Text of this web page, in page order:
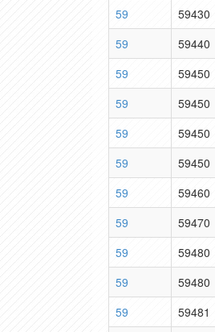
59
59430
59
59440
59
59450
59
59450
59
59450
59
59450
59
59460
59
59470
59
59480
59
59480
59
59481